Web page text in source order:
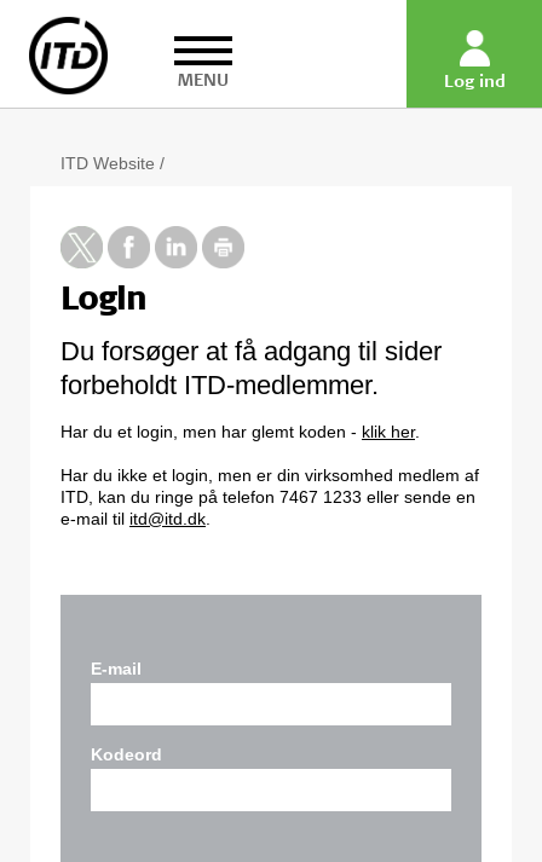
MENU Log ind
ITD Website /
Login
Du forsøger at få adgang til sider
forbeholdt ITD-medlemmer.
Har du et login, men har glemt koden - klik her.
Har du ikke et login, men er din virksomhed medlem af
ITD, kan du ringe på telefon 7467 1233 eller sende en
e-mail til itd@itd.dk
E-mail
Kodeord